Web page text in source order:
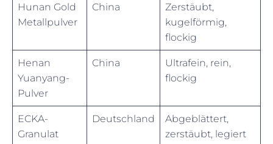
Hunan Gold
Metallpulver
China
Zerstäubt,
kugelförmig,
flockig
Henan
Yuanyang-
Pulver
China
Ultrafein, rein,
flockig
ECKA-
Granulat
Deutschland
Abgeblättert,
zerstäubt, legiert